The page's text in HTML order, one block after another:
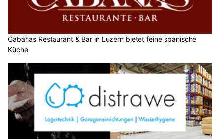
Cabañas Restaurant & Bar in Luzern bietet feine spanische
Küche